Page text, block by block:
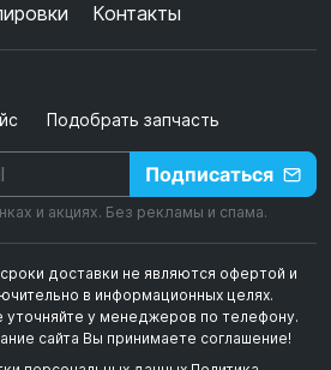
Контакты
Подобрать запчасть
Подписаться
и акциях. Без рекламы и спама.
доставки не являются офертой и
в информационных целях.
у менеджеров по телефону.
сайта Вы принимаете соглашение!